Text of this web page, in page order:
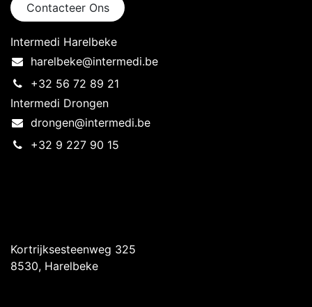
Contacteer Ons
Intermedi Harelbeke
harelbeke@intermedi.be
+32 56 72 89 21
Intermedi Drongen
drongen@intermedi.be
+32 9 227 90 15
Kortrijksesteenweg 325
8530, Harelbeke